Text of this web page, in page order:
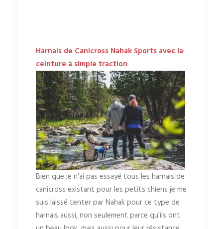
Harnais de Canicross Nahak Sports avec la
ceinture à simple traction
Bien que je n'ai pas essayé tous les harnais de
canicross existant pour les petits chiens je me
suis laissé tenter par Nahak pour ce type de
harnais aussi, non seulement parce qu'ils ont